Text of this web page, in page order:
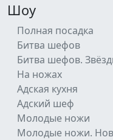
Шоу
Полная посадка
Битва шефов
Битва шефов.
На ножах
Адская кухня
Адский шеф
Молодые ножи
Молодые ножи.